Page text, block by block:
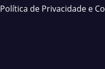
Política de Privacidade e